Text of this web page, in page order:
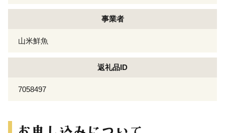
事業者
山米鮮魚
返礼品ID
7058497